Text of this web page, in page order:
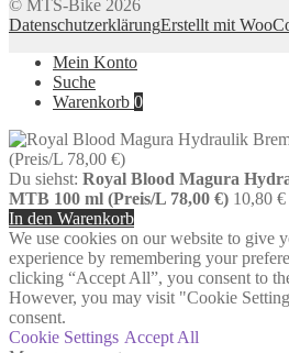
© MTS-Bike 2026
DatenschutzerklärungErstellt mit
Mein Konto
Suche
Warenkorb 0
Du siehst: Royal Blood Magura
MTB 100 ml (Preis/L 78,00 €) 10,80 €
In den Warenkorb
We use cookies on our website to give
experience by remembering your
clicking “Accept All”, you consent to
However, you may visit "Cookie
consent.
Cookie Settings Accept All